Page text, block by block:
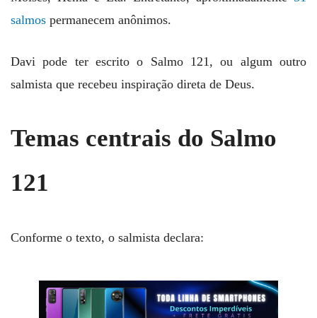
salmos permanecem anônimos.
Davi pode ter escrito o Salmo 121, ou algum outro
salmista que recebeu inspiração direta de Deus.
Temas centrais do Salmo
121
Conforme o texto, o salmista declara: